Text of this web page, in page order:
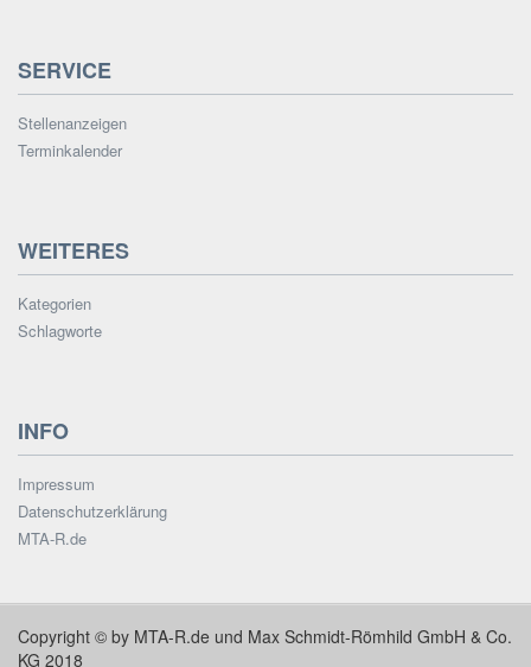
SERVICE
Stellenanzeigen
Terminkalender
WEITERES
Kategorien
Schlagworte
INFO
Impressum
Datenschutzerklärung
MTA-R.de
Copyright © by MTA-R.de und Max Schmidt-Römhild GmbH & Co.
KG 2018